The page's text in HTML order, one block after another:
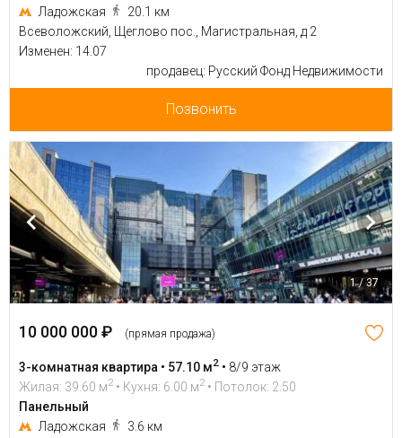
Ладожская
20.1 км
Всеволожский, Щеглово пос., Магистральная, д 2
Изменен: 14.07
продавец: Русский Фонд Недвижимости
Позвонить
1 / 37
10 000 000 ₽ (прямая продажа)
3-комнатная квартира • 57.10 м2 • 8/9 этаж
Жилая: 39.60 м2 • Кухня: 6.00 м2 • Потолок: 2.50
Панельный
Ладожская
3.6 км